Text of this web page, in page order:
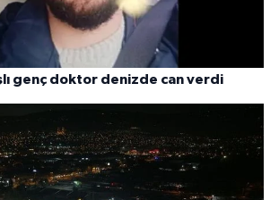
genç doktor denizde can verdi